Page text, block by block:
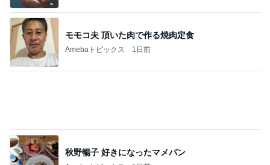
モモコ夫 頂いた肉で作る焼肉定食
Amebaトピックス 1日前
高橋英樹 農協で見たきれいな花